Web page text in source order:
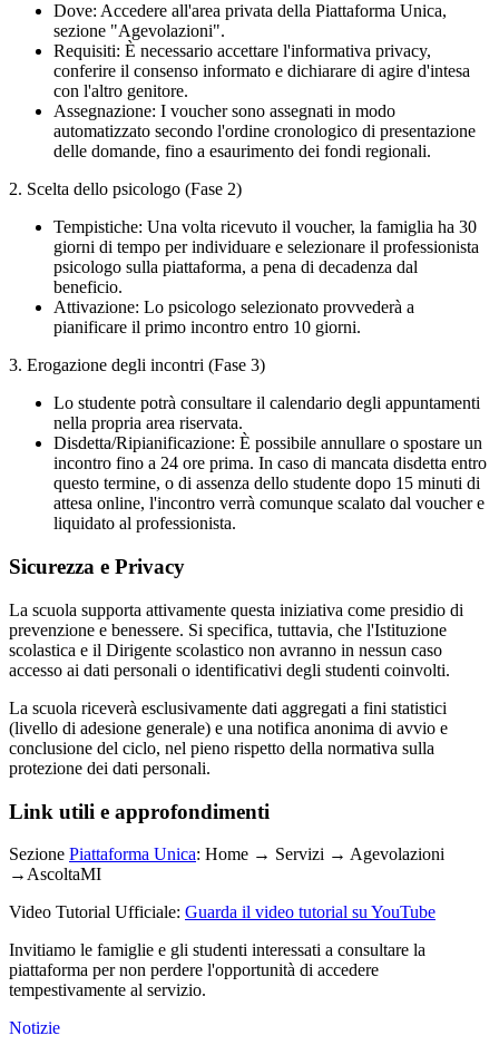
Dove: Accedere all'area privata della Piattaforma Unica,
sezione "Agevolazioni".
Requisiti: È necessario accettare l'informativa privacy,
conferire il consenso informato e dichiarare di agire d'intesa
con l'altro genitore.
Assegnazione: I voucher sono assegnati in modo
automatizzato secondo l'ordine cronologico di presentazione
delle domande, fino a esaurimento dei fondi regionali.
2. Scelta dello psicologo (Fase 2)
Tempistiche: Una volta ricevuto il voucher, la famiglia ha 30
giorni di tempo per individuare e selezionare il professionista
psicologo sulla piattaforma, a pena di decadenza dal
beneficio.
Attivazione: Lo psicologo selezionato provvederà a
pianificare il primo incontro entro 10 giorni.
3. Erogazione degli incontri (Fase 3)
Lo studente potrà consultare il calendario degli appuntamenti
nella propria area riservata.
Disdetta/Ripianificazione: È possibile annullare o spostare un
incontro fino a 24 ore prima. In caso di mancata disdetta entro
questo termine, o di assenza dello studente dopo 15 minuti di
attesa online, l'incontro verrà comunque scalato dal voucher e
liquidato al professionista.
Sicurezza e Privacy
La scuola supporta attivamente questa iniziativa come presidio di
prevenzione e benessere. Si specifica, tuttavia, che l'Istituzione
scolastica e il Dirigente scolastico non avranno in nessun caso
accesso ai dati personali o identificativi degli studenti coinvolti.
La scuola riceverà esclusivamente dati aggregati a fini statistici
(livello di adesione generale) e una notifica anonima di avvio e
conclusione del ciclo, nel pieno rispetto della normativa sulla
protezione dei dati personali.
Link utili e approfondimenti
Sezione Piattaforma Unica: Home → Servizi → Agevolazioni
→AscoltaMI
Video Tutorial Ufficiale: Guarda il video tutorial su YouTube
Invitiamo le famiglie e gli studenti interessati a consultare la
piattaforma per non perdere l'opportunità di accedere
tempestivamente al servizio.
Notizie